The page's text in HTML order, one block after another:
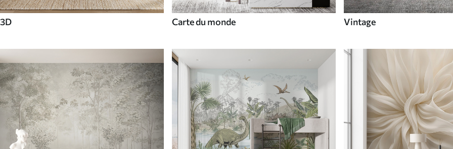
3D Carte du monde Vintage